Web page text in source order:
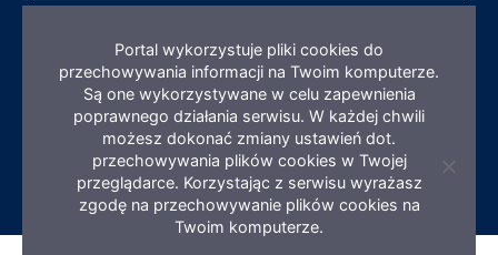
ISO 9001 – Certyfikaty
Portal wykorzystuje pliki cookies do
przechowywania informacji na Twoim komputerze.
Są one wykorzystywane w celu zapewnienia
poprawnego działania serwisu. W każdej chwili
możesz dokonać zmiany ustawień dot.
przechowywania plików cookies w Twojej
przeglądarce. Korzystając z serwisu wyrażasz
zgodę na przechowywanie plików cookies na
Twoim komputerze.